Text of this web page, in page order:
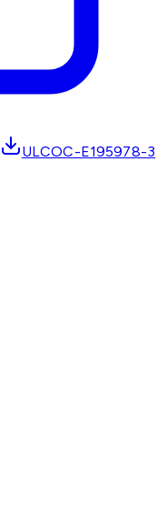
ULCOC-E195978-3